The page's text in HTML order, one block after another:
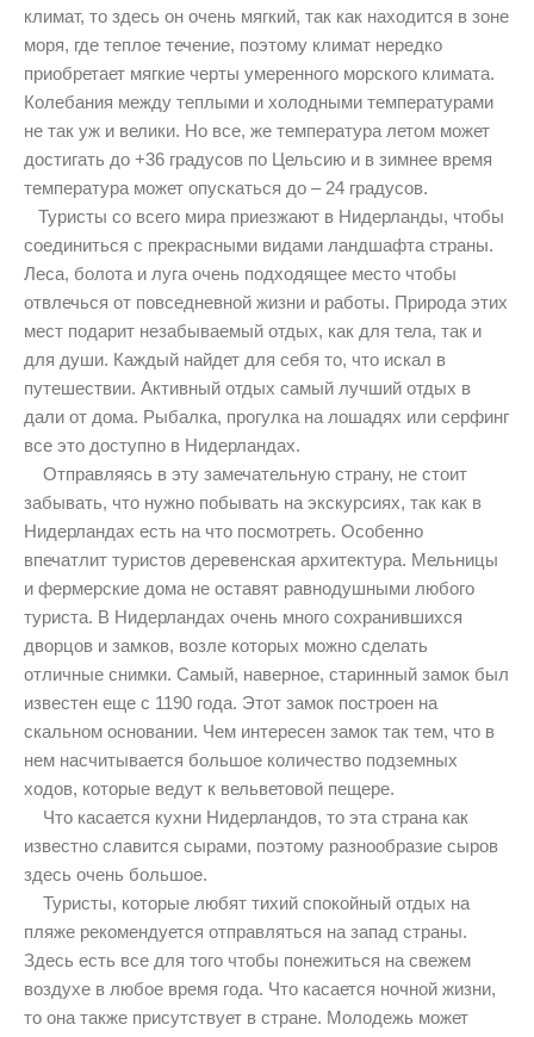
климат, то здесь он очень мягкий, так как находится в зоне
моря, где теплое течение, поэтому климат нередко
приобретает мягкие черты умеренного морского климата.
Колебания между теплыми и холодными температурами
не так уж и велики. Но все, же температура летом может
достигать до +36 градусов по Цельсию и в зимнее время
температура может опускаться до – 24 градусов.
Туристы со всего мира приезжают в Нидерланды, чтобы
соединиться с прекрасными видами ландшафта страны.
Леса, болота и луга очень подходящее место чтобы
отвлечься от повседневной жизни и работы. Природа этих
мест подарит незабываемый отдых, как для тела, так и
для души. Каждый найдет для себя то, что искал в
путешествии. Активный отдых самый лучший отдых в
дали от дома. Рыбалка, прогулка на лошадях или серфинг
все это доступно в Нидерландах.
Отправляясь в эту замечательную страну, не стоит
забывать, что нужно побывать на экскурсиях, так как в
Нидерландах есть на что посмотреть. Особенно
впечатлит туристов деревенская архитектура. Мельницы
и фермерские дома не оставят равнодушными любого
туриста. В Нидерландах очень много сохранившихся
дворцов и замков, возле которых можно сделать
отличные снимки. Самый, наверное, старинный замок был
известен еще с 1190 года. Этот замок построен на
скальном основании. Чем интересен замок так тем, что в
нем насчитывается большое количество подземных
ходов, которые ведут к вельветовой пещере.
Что касается кухни Нидерландов, то эта страна как
известно славится сырами, поэтому разнообразие сыров
здесь очень большое.
Туристы, которые любят тихий спокойный отдых на
пляже рекомендуется отправляться на запад страны.
Здесь есть все для того чтобы понежиться на свежем
воздухе в любое время года. Что касается ночной жизни,
то она также присутствует в стране. Молодежь может